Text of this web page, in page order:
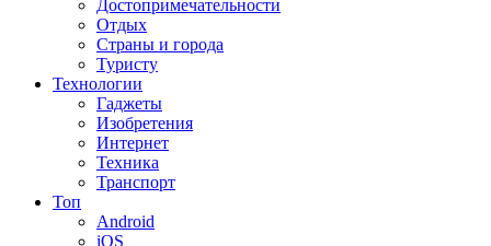
Достопримечательности
Отдых
Страны и города
Туристу
Технологии
Гаджеты
Изобретения
Интернет
Техника
Транспорт
Топ
Android
iOS